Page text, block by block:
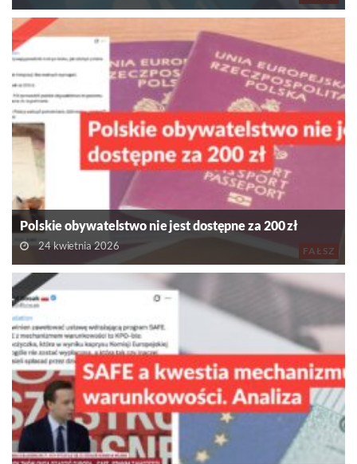
FAŁSZ
Polskie obywatelstwo nie jest dostępne za 200 zł
24 kwietnia 2026